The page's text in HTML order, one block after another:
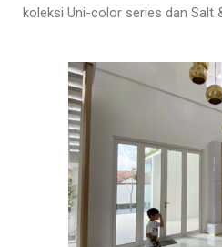
koleksi Uni-color series dan Salt